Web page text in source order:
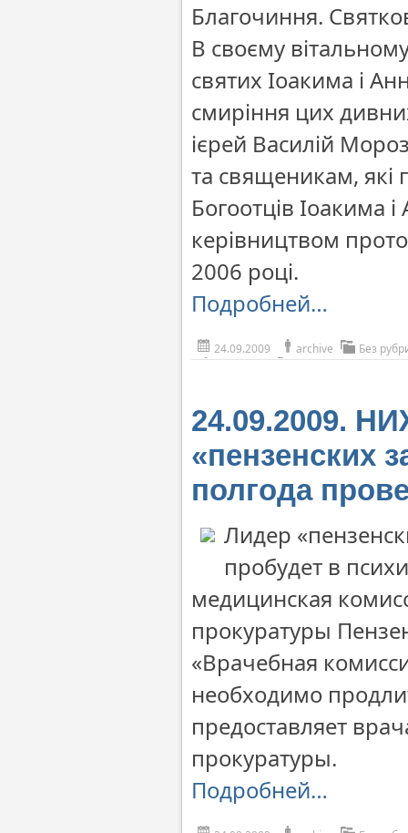
Благочиння.
В своєму
святих Іоакима і
смиріння цих
ієрей Василій
та священикам, які
Богоотців Іоакима
керівництвом
2006 році.
Подробней…
24.09.2009 archive Без
24.09.2009.
«пензенских
полгода
Лидер
пробудет в
медицинская
прокуратуры
«Врачебная
необходимо
предоставляет
прокуратуры.
Подробней…